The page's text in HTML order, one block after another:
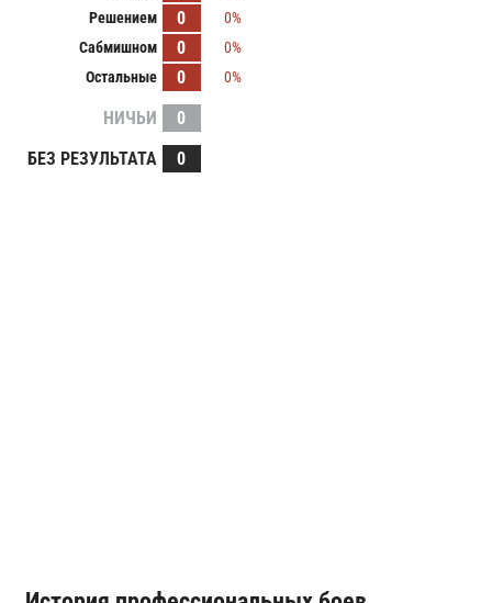
Решением
0
0%
Сабмишном
0
0%
Остальные
0 0%
НИЧЬИ
0
БЕЗ РЕЗУЛЬТАТА
0